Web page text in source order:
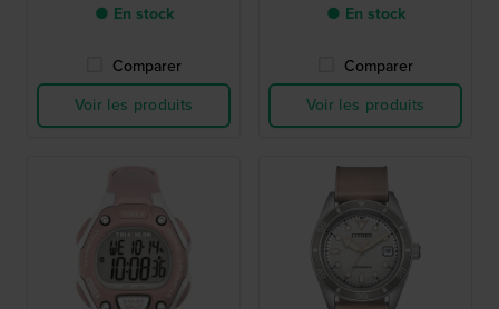
● En stock
Comparer
Voir les produits
● En stock
Comparer
Voir les produits